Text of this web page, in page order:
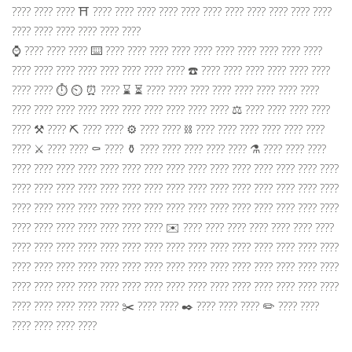
???? ???? ???? ⛩ ???? ???? ???? ???? ???? ???? ???? ???? ???? ???? ????
???? ???? ???? ???? ???? ????
⌚️ ???? ???? ???? ⌨️ ???? ???? ???? ???? ???? ???? ???? ???? ???? ????
???? ???? ???? ???? ???? ???? ???? ???? ☎️ ???? ???? ???? ???? ???? ????
???? ???? ⏱ ⏲ ⏰ ???? ⌛️ ⏳ ???? ???? ???? ???? ???? ???? ???? ????
???? ???? ???? ???? ???? ???? ???? ???? ???? ???? ⚖️ ???? ???? ???? ????
???? ⚒ ???? ⛏ ???? ???? ⚙️ ???? ???? ⛓ ???? ???? ???? ???? ???? ????
???? ⚔️ ???? ???? ⚰️ ???? ⚱️ ???? ???? ???? ???? ???? ⚗️ ???? ???? ????
???? ???? ???? ???? ???? ???? ???? ???? ???? ???? ???? ???? ???? ???? ????
???? ???? ???? ???? ???? ???? ???? ???? ???? ???? ???? ???? ???? ???? ????
???? ???? ???? ???? ???? ???? ???? ???? ???? ???? ???? ???? ???? ???? ????
???? ???? ???? ???? ???? ???? ???? ✉️ ???? ???? ???? ???? ???? ???? ????
???? ???? ???? ???? ???? ???? ???? ???? ???? ???? ???? ???? ???? ???? ????
???? ???? ???? ???? ???? ???? ???? ???? ???? ???? ???? ???? ???? ???? ????
???? ???? ???? ???? ???? ???? ???? ???? ???? ???? ???? ???? ???? ???? ????
???? ???? ???? ???? ???? ✂️ ???? ???? ✒️ ???? ???? ???? ✏️ ???? ????
???? ???? ???? ????